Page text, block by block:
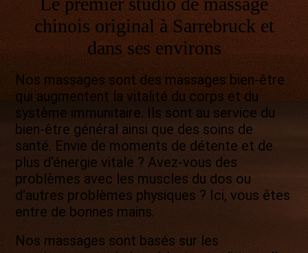
chinois original à Sarrebruck et
dans ses environs
Nos massages sont des massages bien-être
qui augmentent la vitalité du corps et du
système immunitaire. Ils sont au service du
bien-être général ainsi que des soins de
santé. Envie de moments de détente et de
plus d'énergie vitale ? Avez-vous des
problèmes avec les muscles du dos ou
d'autres problèmes physiques ? Ici, vous êtes
entre de bonnes mains.
Nos massages sont basés sur les